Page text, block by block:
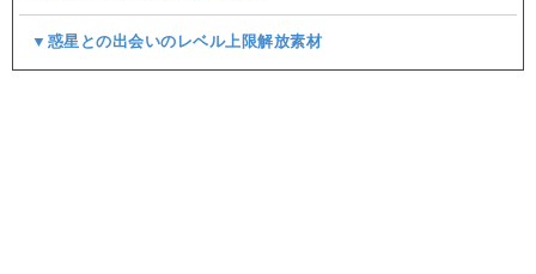
▼惑星との出会いのレベル上限解放素材